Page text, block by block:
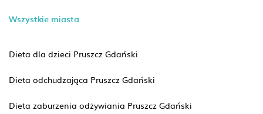
Wszystkie miasta
Dieta dla dzieci Pruszcz Gdański
Dieta odchudzająca Pruszcz Gdański
Dieta zaburzenia odżywiania Pruszcz Gdański